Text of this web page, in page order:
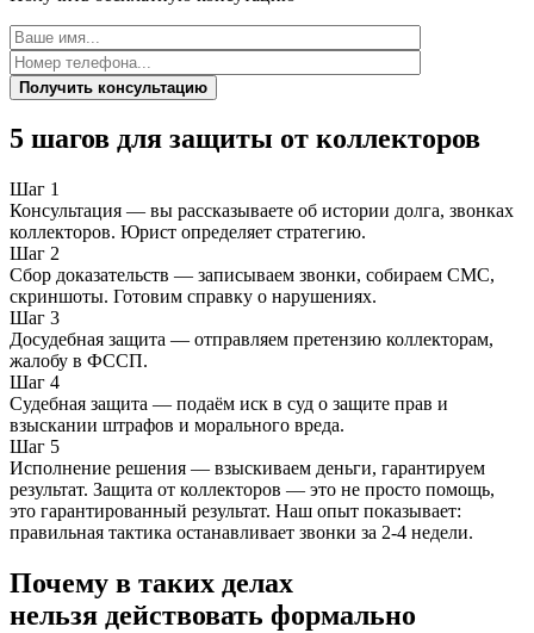
Получить консультацию
5 шагов для защиты от коллекторов
Шаг 1
Консультация — вы рассказываете об истории долга, звонках
коллекторов. Юрист определяет стратегию.
Шаг 2
Сбор доказательств — записываем звонки, собираем СМС,
скриншоты. Готовим справку о нарушениях.
Шаг 3
Досудебная защита — отправляем претензию коллекторам,
жалобу в ФССП.
Шаг 4
Судебная защита — подаём иск в суд о защите прав и
взыскании штрафов и морального вреда.
Шаг 5
Исполнение решения — взыскиваем деньги, гарантируем
результат. Защита от коллекторов — это не просто помощь,
это гарантированный результат. Наш опыт показывает:
правильная тактика останавливает звонки за 2-4 недели.
Почему в таких делах
нельзя действовать формально